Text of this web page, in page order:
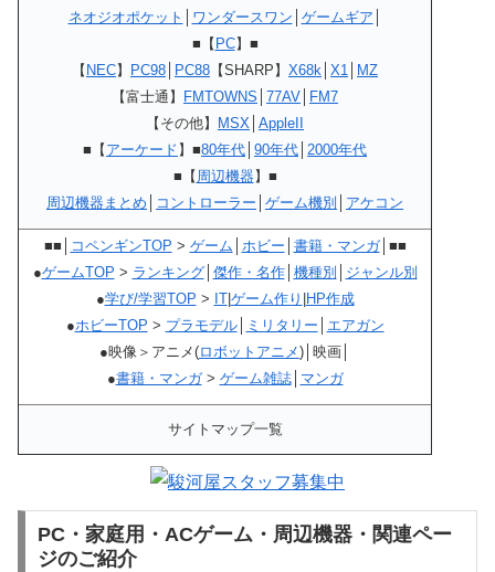
ネオジオポケット
ワンダースワン ゲームギア
■【PC】■
【NEC】 PC98 PC88 【SHARP】 X68k X1
MZ
【富士通】 FMTOWNS 77AV FM7
【その他】 MSX AppleII
■【アーケード】■80年代 90年代 2000年代
■【 周辺機器】■
周辺機器まとめ
コントローラー ゲーム機別 アケコン
■■│ コペンギンTOP > ゲーム ホビー 書籍・マンガ│■■
●ゲームTOP > ランキング│ 傑作・名作│ 機種別
ジャンル別
●学び/学習TOP > IT|ゲーム作り |HP作成
●ホビーTOP > プラモデル│ ミリタリー
エアガン
●映像＞アニメ(ロボットアニメ)│映画│
●書籍・マンガ> ゲーム雑誌│ マンガ
サイトマップ一覧
PC・家庭用・ACゲーム・周辺機器・関連ペー
ジのご紹介